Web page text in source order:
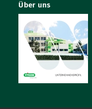
Über uns